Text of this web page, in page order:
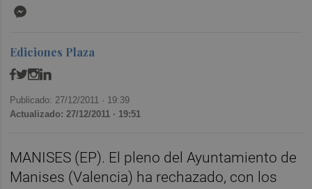
Ediciones Plaza
Publicado: 27/12/2011 · 19:39
Actualizado: 27/12/2011 · 19:51
MANISES (EP). El pleno del Ayuntamiento de
Manises (Valencia) ha rechazado, con los